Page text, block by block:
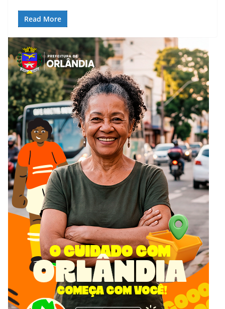
Read More